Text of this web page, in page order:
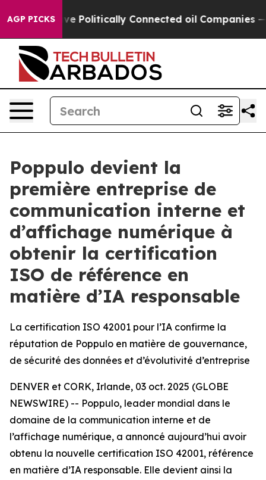
AGP PICKS
Gave Politically Connected oil Companies — not
Poppulo devient la
première entreprise de
communication interne et
d’affichage numérique à
obtenir la certification
ISO de référence en
matière d’IA responsable
La certification ISO 42001 pour l’IA confirme la
réputation de Poppulo en matière de gouvernance,
de sécurité des données et d’évolutivité d’entreprise
DENVER et CORK, Irlande, 03 oct. 2025 (GLOBE
NEWSWIRE) -- Poppulo, leader mondial dans le
domaine de la communication interne et de
l’affichage numérique, a annoncé aujourd’hui avoir
obtenu la nouvelle certification ISO 42001, référence
en matière d’IA responsable. Elle devient ainsi la